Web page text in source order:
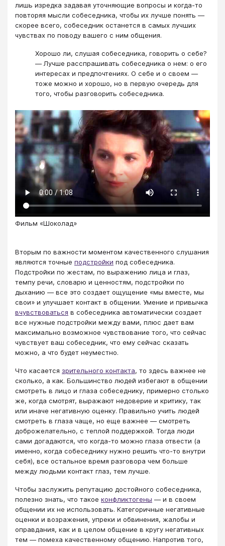
лишь изредка задавая уточняющие вопросы и когда-то
повторяя мысли собеседника, чтобы их лучше понять —
скорее всего, собеседник останется в самых лучших
чувствах по поводу вашего с ним общения.
Хорошо ли, слушая собеседника, говорить о себе?
— Лучше расспрашивать собеседника о нем: о его
интересах и предпочтениях. О себе и о своем —
тоже можно и хорошо, но в первую очередь для
того, чтобы разговорить собеседника.
Фильм «Шоколад»
Вторым по важности моментом качественного слушания
являются точные подстройки под собеседника.
Подстройки по жестам, по выражению лица и глаз,
темпу речи, словарю и ценностям, подстройки по
дыханию — все это создает ощущение «мы вместе, мы
свои» и улучшает контакт в общении. Умение и привычка
вчувствоваться в собеседника автоматически создает
все нужные подстройки между вами, плюс дает вам
максимально возможное чувствование того, что сейчас
чувствует ваш собеседник, что ему сейчас сказать
можно, а что будет неуместно.
Что касается зрительного контакта, то здесь важнее не
сколько, а как. Большинство людей избегают в общении
смотреть в лицо и глаза собеседнику, примерно столько
же, когда смотрят, выражают недоверие и критику, так
или иначе негативную оценку. Правильно учить людей
смотреть в глаза чаще, но еще важнее — смотреть
доброжелательно, с теплой поддержкой. Тогда люди
сами догадаются, что когда-то можно глаза отвести (а
именно, когда собеседнику нужно решить что-то внутри
себя), все остальное время разговора чем больше
между людьми контакт глаз, тем лучше.
Чтобы заслужить репутацию достойного собеседника,
полезно знать, что такое конфликтогены — и в своем
общении их не использовать. Категоричные негативные
оценки и возражения, упреки и обвинения, жалобы и
оправдания, как и в целом общение в кругу негативных
тем — помеха качественному общению. Напротив того,